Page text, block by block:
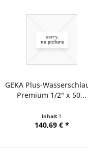
GEKA Plus-
Premium 1/2" x 50...
Inhalt 1
140,69 € *